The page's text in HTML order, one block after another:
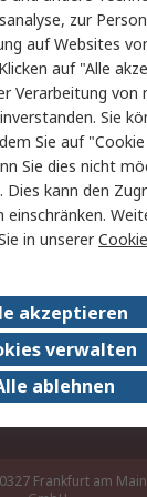
RS
Presse-
Frankfurt am Main
zur
auf Websites
auf "Alle
Verarbeitung von
Sie
Sie auf
Sie dies nicht
Dies kann den
in unserer
akzeptieren
verwalten
ablehnen